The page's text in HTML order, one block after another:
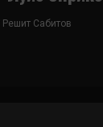
Решит Сабитов